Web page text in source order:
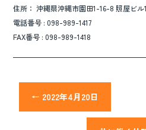
住所： 沖縄県沖縄市園田1-16-8 照屋ビル
電話番号 : 098-989-1417
FAX番号 : 098-989-1418
← 2022年4月20日